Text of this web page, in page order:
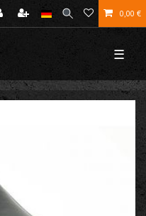
0,00 €
☰